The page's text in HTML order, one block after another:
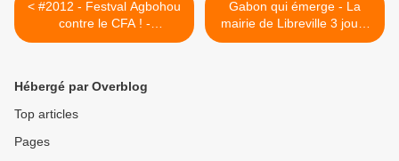
< #2012 - Festval Agbohou
contre le CFA ! -
16/07/2012
Gabon qui émerge - La
mairie de Libreville 3 jours
avant Noël... >
Hébergé par Overblog
Top articles
Pages